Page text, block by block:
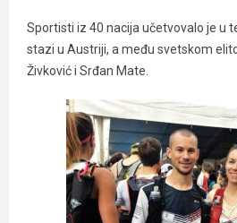
Sportisti iz 40 nacija učetvovalo je u
stazi u Austriji, a među svetskom
Živković i Srđan Mate.